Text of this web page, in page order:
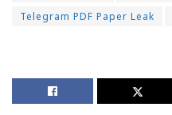
Telegram PDF Paper Leak